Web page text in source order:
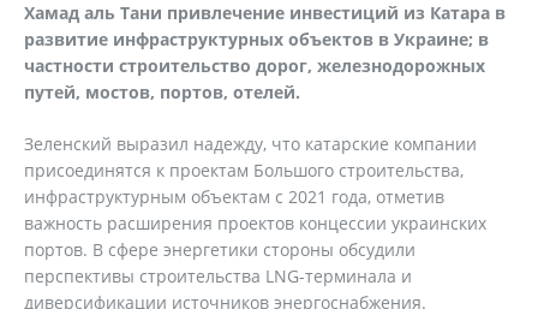
Хамад аль Тани привлечение инвестиций из Катара в
развитие инфраструктурных объектов в Украине; в
частности строительство дорог, железнодорожных
путей, мостов, портов, отелей.
Зеленский выразил надежду, что катарские компании
присоединятся к проектам Большого строительства,
инфраструктурным объектам с 2021 года, отметив
важность расширения проектов концессии украинских
портов. В сфере энергетики стороны обсудили
перспективы строительства LNG-терминала и
диверсификации источников энергоснабжения.